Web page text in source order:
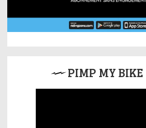
PIMP MY BIKE